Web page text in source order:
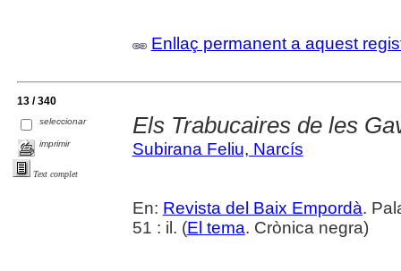
Enllaç permanent a aquest
13 / 340
seleccionar
imprimir
Text complet
Els Trabucaires de les
Subirana Feliu, Narcís
En: Revista del Baix Empordà.
51 : il. (El tema. Crònica negra)